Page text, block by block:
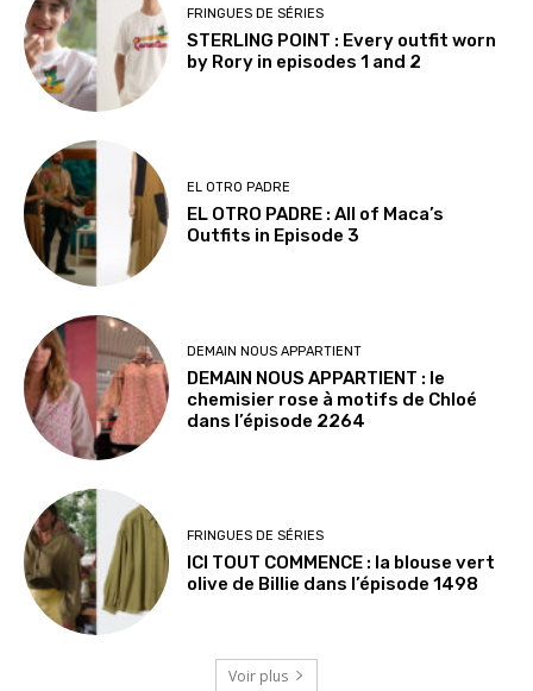
FRINGUES DE SÉRIES
STERLING POINT : Every outfit worn
by Rory in episodes 1 and 2
EL OTRO PADRE
EL OTRO PADRE : All of Maca’s
Outfits in Episode 3
DEMAIN NOUS APPARTIENT
DEMAIN NOUS APPARTIENT : le
chemisier rose à motifs de Chloé
dans l’épisode 2264
FRINGUES DE SÉRIES
ICI TOUT COMMENCE : la blouse vert
olive de Billie dans l’épisode 1498
Voir plus